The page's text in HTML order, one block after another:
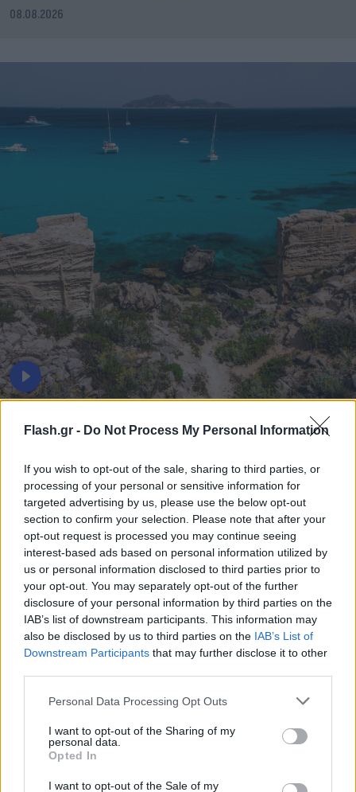
Flash.gr - Do Not Process My Personal Information
If you wish to opt-out of the sale, sharing to third parties, or
processing of your personal or sensitive information for
targeted advertising by us, please use the below opt-out
section to confirm your selection. Please note that after your
opt-out request is processed you may continue seeing
interest-based ads based on personal information utilized by
us or personal information disclosed to third parties prior to
your opt-out. You may separately opt-out of the further
disclosure of your personal information by third parties on the
IAB’s list of downstream participants. This information may
also be disclosed by us to third parties on the IAB’s List of
Downstream Participants that may further disclose it to other
Please note that this website/app uses one or more Google
not limited to your visit or usage behaviour. You may click to
grant or deny consent to Google and its third-party tags to
use your data for below specified purposes in below Google
consent section.
Personal Data Processing Opt Outs
I want to opt-out of the Sharing of my
personal data.
Opted In
I want to opt-out of the Sale of my
08.08.2026
To αναπάντεχο δώρο της «Οδύσσειας» σε ένα
08.08.2026 ΒΑΣΙΛΙΚΉ ΚΟΥΚΊΟΥ